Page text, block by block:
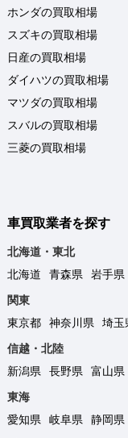
ホンダの買取相場
スズキの買取相場
日産の買取相場
ダイハツの買取相場
マツダの買取相場
スバルの買取相場
三菱の買取相場
車買取業者を探す
北海道・東北
北海道
青森県 岩手県
関東
東京都
神奈川県 埼玉
信越・北陸
新潟県
長野県 富山県
東海
愛知県
岐阜県 静岡県